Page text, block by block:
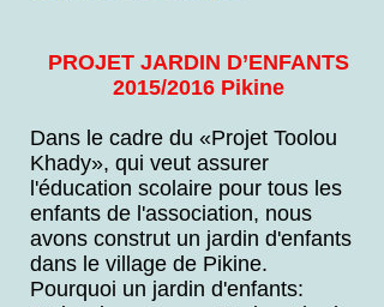
PROJET JARDIN D’ENFANTS
2015/2016 Pikine
Dans le cadre du «Projet Toolou
Khady», qui veut assurer
l'éducation scolaire pour tous les
enfants de l'association, nous
avons construt un jardin d'enfants
dans le village de Pikine.
Pourquoi un jardin d'enfants: